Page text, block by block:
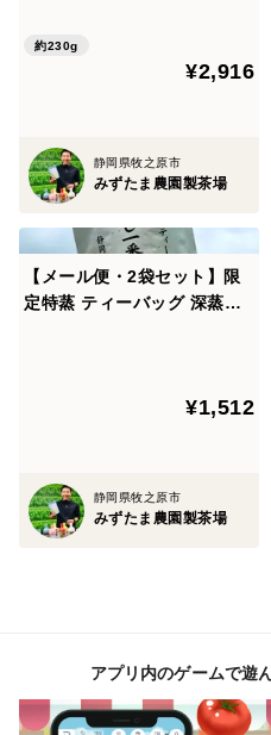
約230g
¥2,916
静岡県牧之原市
みずたま農園製茶場
【メール便・2袋セット】限
定特蒸 ティーバッグ 深蒸し
¥1,512
静岡県牧之原市
みずたま農園製茶場
アプリ内のゲームで遊